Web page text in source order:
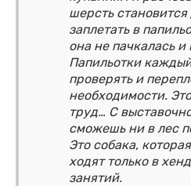
шерсть
заплетать в
она не пачкалась и
Папильотки
проверять и
необходимости.
труд… С
сможешь ни в лес
Это собака,
ходят только в
занятий.